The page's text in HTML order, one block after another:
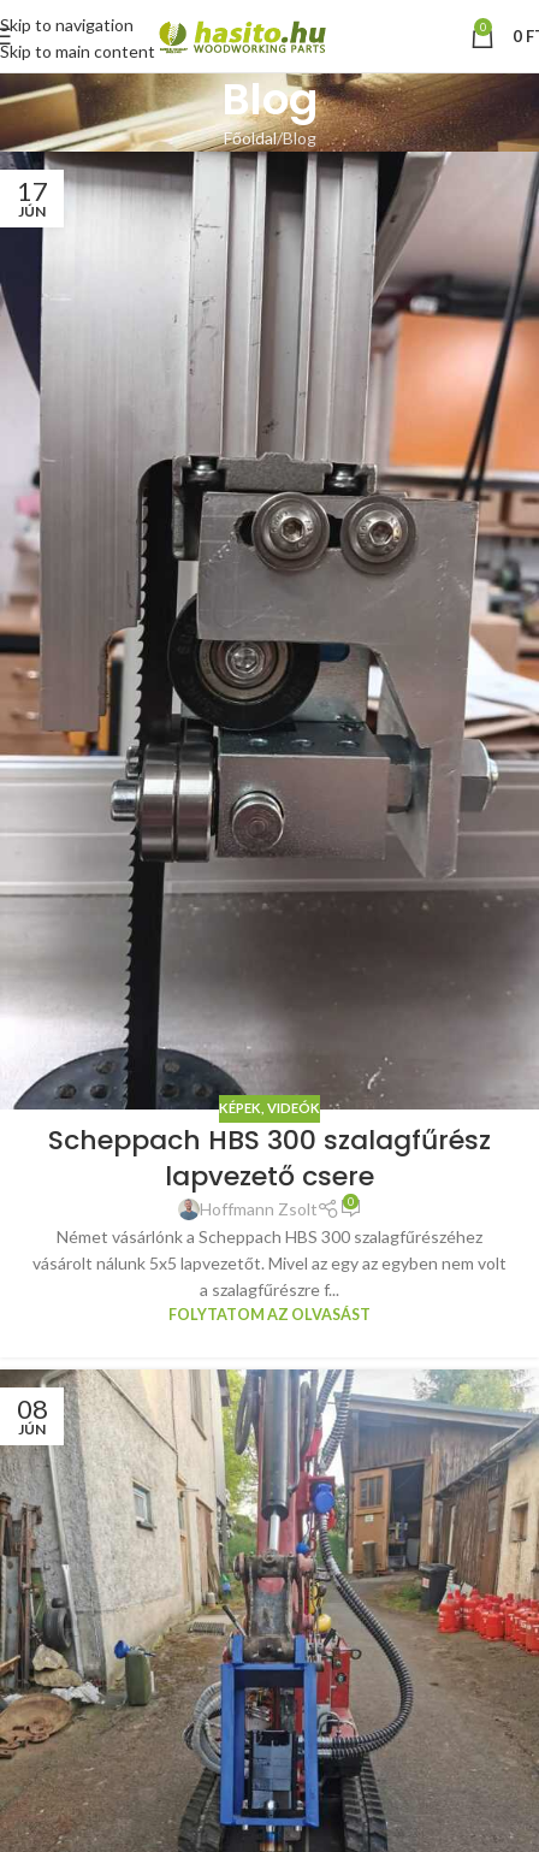
Skip to navigation
Skip to main content
0 0
Blog
Főoldal Blog
17
JÚN
KÉPEK, VIDEÓK
Scheppach HBS 300 szalagfűrész
lapvezető csere
Hoffmann Zsolt 0
Német vásárlónk a Scheppach HBS 300 szalagfűrészéhez
vásárolt nálunk 5x5 lapvezetőt. Mivel az egy az egyben nem volt
a szalagfűrészre f...
FOLYTATOM AZ OLVASÁST
08
JÚN